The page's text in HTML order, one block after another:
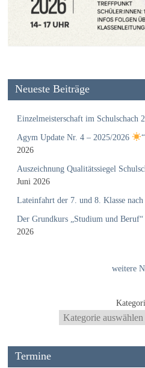
Neueste Beiträge
Einzelmeisterschaft im Schulschach
Agym Update Nr. 4 – 2025/2026
2026
Auszeichnung Qualitätssiegel
Juni 2026
Lateinfahrt der 7. und 8. Klasse nach
Der Grundkurs „Studium und
2026
weitere
Termine